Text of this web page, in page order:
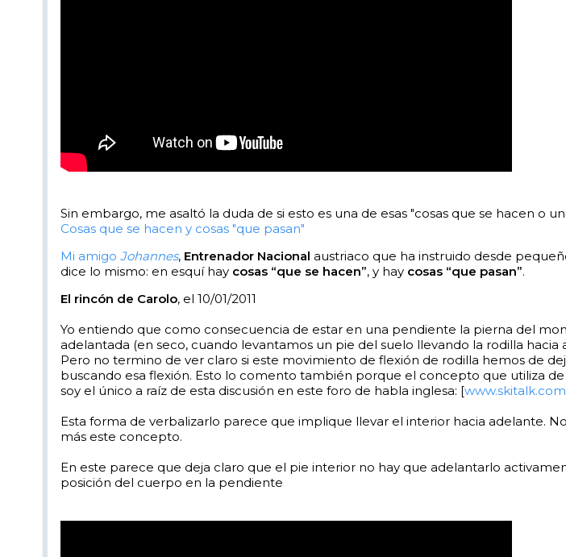
Sin embargo, me asaltó la duda de si esto es una de esas "cosas que se hacen o
Cosas que se hacen y cosas "que pasan"
Mi amigo Johannes, Entrenador Nacional austriaco que ha instruido desde
dice lo mismo: en esquí hay cosas “que se hacen”, y hay cosas “que pasan”.
El rincón de Carolo, el 10/01/2011
Yo entiendo que como consecuencia de estar en una pendiente la pierna del
adelantada (en seco, cuando levantamos un pie del suelo llevando la rodilla
Pero no termino de ver claro si este movimiento de flexión de rodilla hemos de
buscando esa flexión. Esto lo comento también porque el concepto que utiliza
soy el único a raíz de esta discusión en este foro de habla inglesa: [www.skitalk.com
Esta forma de verbalizarlo parece que implique llevar el interior hacia adelante.
más este concepto.
En este parece que deja claro que el pie interior no hay que adelantarlo
posición del cuerpo en la pendiente